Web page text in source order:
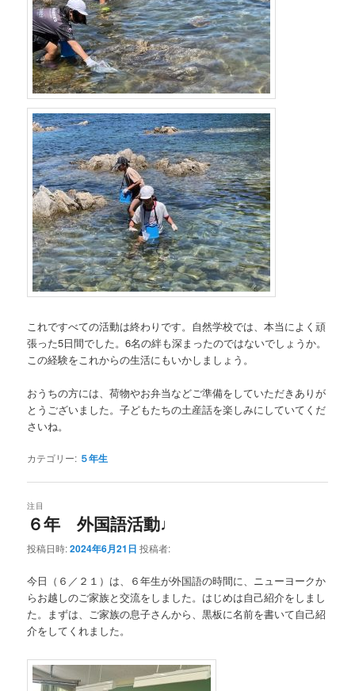
これですべての活動は終わりです。自然学校では、本当によく頑
張った5日間でした。6名の絆も深まったのではないでしょうか。
この経験をこれからの生活にもいかしましょう。
おうちの方には、荷物やお弁当などご準備をしていただきありが
とうございました。子どもたちの土産話を楽しみにしていてくだ
さいね。
カテゴリー: ５年生
６年 外国語活動♩
注目
投稿日時:2024年6月21日 投稿者:
今日（６／２１）は、６年生が外国語の時間に、ニューヨークか
らお越しのご家族と交流をしました。はじめは自己紹介をしまし
た。まずは、ご家族の息子さんから、黒板に名前を書いて自己紹
介をしてくれました。